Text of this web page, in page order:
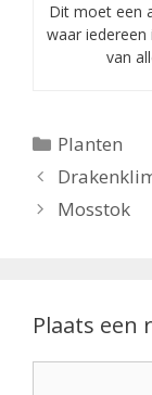
Dit moet een
waar
van
Categorieën
Planten
Mosstok
Plaats een